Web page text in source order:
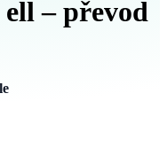
– převod